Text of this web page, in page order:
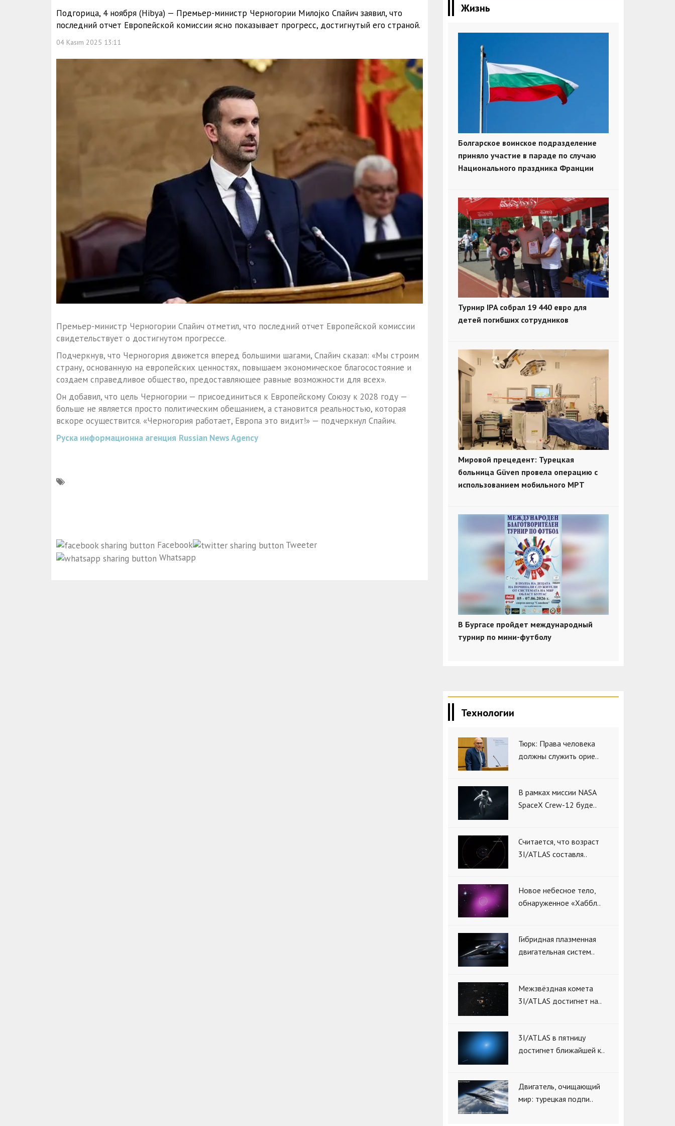
Подгорица, 4 ноября (Hibya) — Премьер-министр Черногории Милојко Спайич заявил, что
последний отчет Европейской комиссии ясно показывает прогресс, достигнутый его страной.
04 Kasım 2025 13:11
Премьер-министр Черногории Спайич отметил, что последний отчет Европейской комиссии
свидетельствует о достигнутом прогрессе.
Подчеркнув, что Черногория движется вперед большими шагами, Спайич сказал: «Мы строим
страну, основанную на европейских ценностях, повышаем экономическое благосостояние и
создаем справедливое общество, предоставляющее равные возможности для всех».
Он добавил, что цель Черногории — присоединиться к Европейскому Союзу к 2028 году —
больше не является просто политическим обещанием, а становится реальностью, которая
вскоре осуществится. «Черногория работает, Европа это видит!» — подчеркнул Спайич.
Руска информационна агенция Russian News Agency
Facebook
Tweeter
Whatsapp
Жизнь
Болгарское воинское подразделение
приняло участие в параде по случаю
Национального праздника Франции
Турнир IPA собрал 19 440 евро для
детей погибших сотрудников
Мировой прецедент: Турецкая
больница Güven провела операцию с
использованием мобильного МРТ
В Бургасе пройдет международный
турнир по мини-футболу
Технологии
Тюрк: Права человека
должны служить орие..
В рамках миссии NASA
SpaceX Crew-12 буде..
Считается, что возраст
3I/ATLAS составля..
Новое небесное тело,
обнаруженное «Хаббл..
Гибридная плазменная
двигательная систем..
Межзвёздная комета
3I/ATLAS достигнет на..
3I/ATLAS в пятницу
достигнет ближайшей к..
Двигатель, очищающий
мир: турецкая подпи..